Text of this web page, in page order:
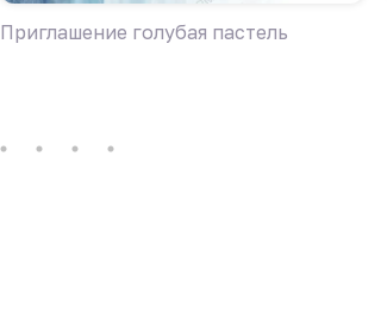
Приглашение голубая пастель